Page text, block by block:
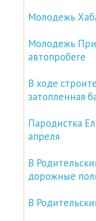
Молодежь
Молодежь
автопробеге
В ходе
затопленная
Пародистка
апреля
В
дорожные
В